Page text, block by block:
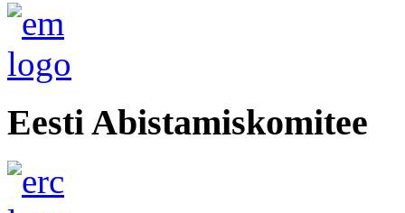
Eesti Abistamiskomitee